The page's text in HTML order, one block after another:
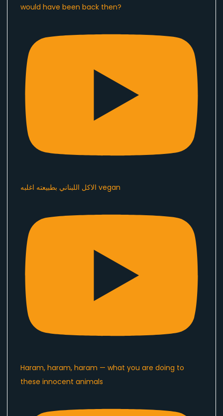
would have been back then?
الاكل اللبناني بطبيعته اغلبه vegan
Haram, haram, haram — what you are doing to
these innocent animals